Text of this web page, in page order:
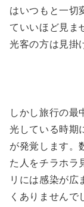
はいつもと一切
ていいほど見ま
光客の方は見掛
しかし旅行の最
光している時期
が発覚します。
た人をチラホラ
リには感染が広
くありませんで